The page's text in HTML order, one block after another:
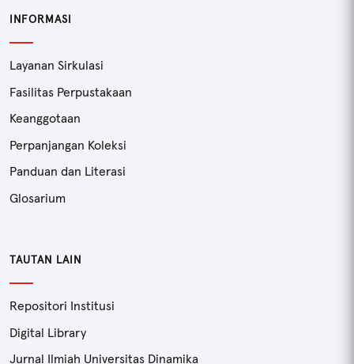
INFORMASI
Layanan Sirkulasi
Fasilitas Perpustakaan
Keanggotaan
Perpanjangan Koleksi
Panduan dan Literasi
Glosarium
TAUTAN LAIN
Repositori Institusi
Digital Library
Jurnal Ilmiah Universitas Dinamika